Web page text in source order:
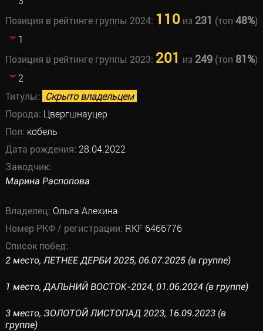
Позиция в рейтинге группы 2024: 110из 231 (топ 48%)
1
Позиция в рейтинге группы 2023: 201 из 249(топ 81%)
2
Титулы: Скрыто владельцем
Порода: Цвергшнауцер
Пол: кобель
Дата рождения: 28.04.2022
Заводчик:
Марина Распопова
Владелец: Ольга Алехина
Номер РКФ / регистрации: RKF 6466776
Список побед:
2 место, ЛЕТНЕЕ ДЕРБИ 2025, 06.07.2025 (в группе)
1 место, ДАЛЬНИЙ ВОСТОК-2024, 01.06.2024 (в группе)
3 место, ЗОЛОТОЙ ЛИСТОПАД 2023, 16.09.2023 (в
группе)